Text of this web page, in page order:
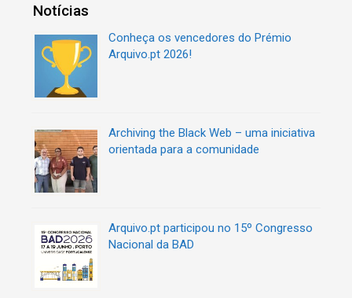
Notícias
Conheça os vencedores do Prémio
Arquivo.pt 2026!
Archiving the Black Web – uma iniciativa
orientada para a comunidade
Arquivo.pt participou no 15º Congresso
Nacional da BAD